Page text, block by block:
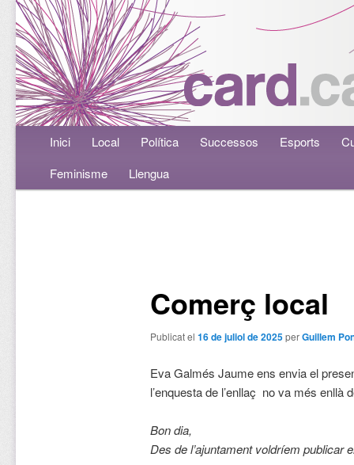
Menú principalAneu al contingut principal
Aneu al contingut secundari
Inici Local Política Successos Esports
Feminisme
Llengua
Comerç local
Publicat el 16 de juliol de 2025perGuillem
Eva Galmés Jaume ens envia el
l’enquesta de l’enllaç no va més enllà
Bon dia,
Des de l’ajuntament voldríem publicar